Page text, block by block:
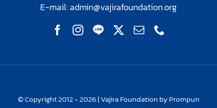
E-mail:admin@vajirafoundation.org
© Copyright 2012 - 2026 | Vajira Foundation by Prompun